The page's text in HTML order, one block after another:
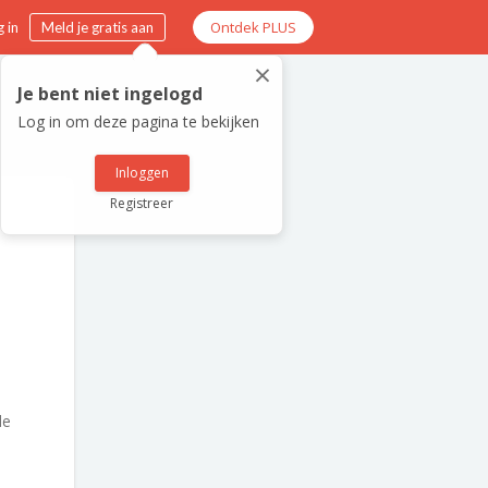
in Meld je gratis aan Ontdek PLUS
×
Je bent niet ingelogd
Log in om deze pagina te bekijken
Inloggen
Registreer